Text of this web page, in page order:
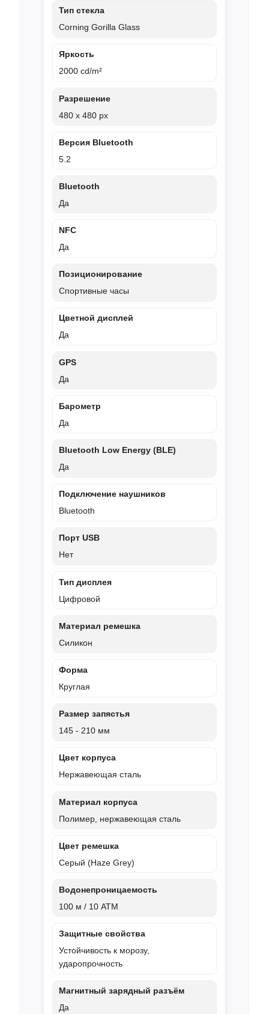
Тип стекла
Corning Gorilla Glass
Яркость
2000 cd/m²
Разрешение
480 x 480 px
Версия Bluetooth
5.2
Bluetooth
Да
NFC
Да
Позиционирование
Спортивные часы
Цветной дисплей
Да
GPS
Да
Барометр
Да
Bluetooth Low Energy (BLE)
Да
Подключение наушников
Bluetooth
Порт USB
Нет
Тип дисплея
Цифровой
Материал ремешка
Силикон
Форма
Круглая
Размер запястья
145 - 210 мм
Цвет корпуса
Нержавеющая сталь
Материал корпуса
Полимер, нержавеющая сталь
Цвет ремешка
Серый (Haze Grey)
Водонепроницаемость
100 м / 10 ATM
Защитные свойства
Устойчивость к морозу,
ударопрочность
Магнитный зарядный разъём
Да